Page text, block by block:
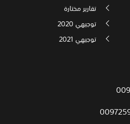
تقارير مختارة
توجيهي 2020
توجيهي 2021